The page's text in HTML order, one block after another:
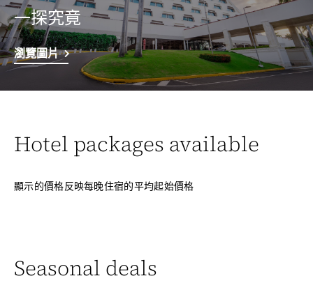
一探究竟
瀏覽圖片
Hotel packages available
顯示的價格反映每晚住宿的平均起始價格
Seasonal deals